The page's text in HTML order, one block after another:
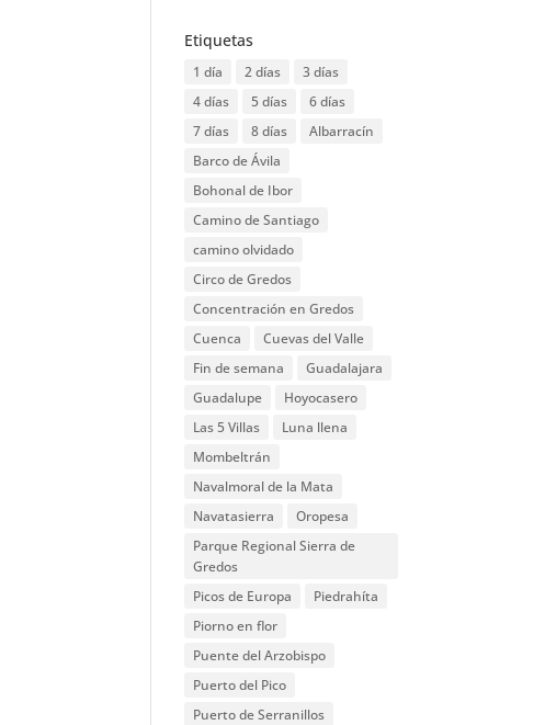
Etiquetas
1 día 2 días
3 días
4 días
5 días
6 días
7 días
8 días
Albarracín
Barco de Ávila
Bohonal de Ibor
Camino de Santiago
camino olvidado
Circo de Gredos
Concentración en Gredos
Cuenca
Cuevas del Valle
Fin de semana
Guadalajara
Guadalupe
Hoyocasero
Las 5 Villas
Luna llena
Mombeltrán
Navalmoral de la Mata
Navatasierra
Oropesa
Parque Regional Sierra de
Gredos
Picos de Europa
Piedrahíta
Piorno en flor
Puente del Arzobispo
Puerto del Pico
Puerto de Serranillos